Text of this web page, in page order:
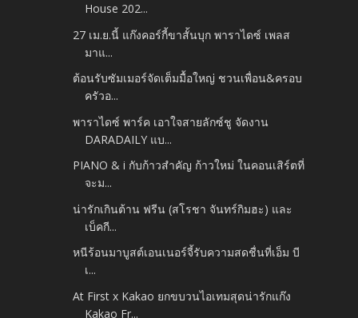
House 202...
27 เม.ย.นี้ แก๊งคอร์กี้ขาสั้นบุก พาราไดซ์ เพลส
มาแ...
ต้อนรับซัมเมอร์จัดเต็มมื้อใหญ่ ชวนเพื่อน&ครอบ
ครัวอ...
พาราไดซ์ พาร์ค เอาใจสายลักซ์ชู จัดงาน
DARADAILY แบ...
PIANO & i กับก้าวสำคัญ ก้าวใหม่ ในคอนเสิร์ตที่
จะม...
น่ารักเกินต้าน ฟรีน (สโรชา จันทร์กิมฮะ) และ
เบ็คกี...
หนีร้อนมาบูสต์เอนเนอร์จี้รับความสดชื่นที่เอ็ม บี
เ...
At First x Kakao ยกขบวนไอเทมสุดน่ารักแก๊ง
Kakao Fr...